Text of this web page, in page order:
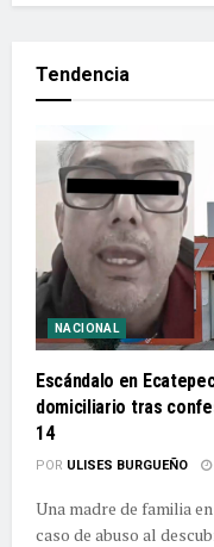
Tendencia
NACIONAL
Escándalo en
domiciliario tras
14
POR ULISES BURGUEÑO
Una madre de familia
caso de abuso al